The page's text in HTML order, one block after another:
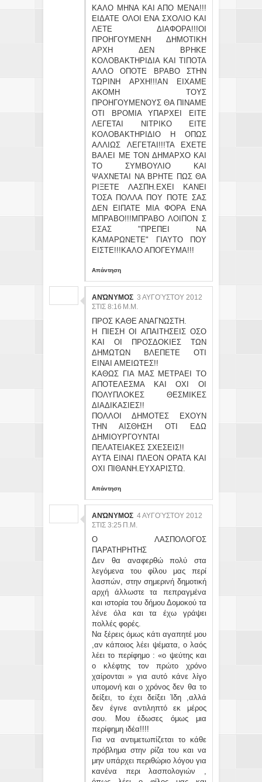
ΚΑΛΟ ΜΗΝΑ ΚΑΙ ΑΠΟ ΜΕΝΑ!!!
ΕΙΔΑΤΕ ΟΛΟΙ ΕΝΑ ΣΧΟΛΙΟ ΚΑΙ
ΛΕΤΕ ΔΙΑΦΟΡΑ!!!ΟΙ
ΠΡΟΗΓΟΥΜΕΝΗ ΔΗΜΟΤΙΚΗ
ΑΡΧΗ ΔΕΝ ΒΡΗΚΕ
ΚΟΛΟΒΑΚΤΗΡΙΔΙΑ ΚΑΙ ΤΙΠΟΤΑ
ΑΛΛΟ ΟΠΟΤΕ ΒΡΑΒΟ ΣΤΗΝ
ΤΩΡΙΝΗ ΑΡΧΗ!!!ΑΝ ΕΙΧΑΜΕ
ΑΚΟΜΗ ΤΟΥΣ
ΠΡΟΗΓΟΥΜΕΝΟΥΣ ΘΑ ΠΙΝΑΜΕ
ΟΤΙ ΒΡΟΜΙΑ ΥΠΑΡΧΕΙ ΕΙΤΕ
ΛΕΓΕΤΑΙ ΝΙΤΡΙΚΟ ΕΙΤΕ
ΚΟΛΟΒΑΚΤΗΡΙΔΙΟ Η ΟΠΩΣ
ΑΛΛΙΩΣ ΛΕΓΕΤΑΙ!!!ΤΑ ΕΧΕΤΕ
ΒΑΛΕΙ ΜΕ ΤΟΝ ΔΗΜΑΡΧΟ ΚΑΙ
ΤΟ ΣΥΜΒΟΥΛΙΟ ΚΑΙ
ΨΑΧΝΕΤΑΙ ΝΑ ΒΡΗΤΕ ΠΩΣ ΘΑ
ΡΙΞΕΤΕ ΛΑΣΠΗ.ΕΧΕΙ ΚΑΝΕΙ
ΤΟΣΑ ΠΟΛΛΑ ΠΟΥ ΠΟΤΕ ΣΑΣ
ΔΕΝ ΕΙΠΑΤΕ ΜΙΑ ΦΟΡΑ ΕΝΑ
ΜΠΡΑΒΟ!!!ΜΠΡΑΒΟ ΛΟΙΠΟΝ Σ
ΕΣΑΣ "ΠΡΕΠΕΙ ΝΑ
ΚΑΜΑΡΩΝΕΤΕ" ΓΙΑΥΤΟ ΠΟΥ
ΕΙΣΤΕ!!!ΚΑΛΟ ΑΠΟΓΕΥΜΑ!!!
Απάντηση
ΑΝΏΝΥΜΟΣ 3 ΑΥΓΟΎΣΤΟΥ 2012
ΣΤΙΣ 8:16 Μ.Μ.
ΠΡΟΣ ΚΑΘΕ ΑΝΑΓΝΩΣΤΗ.
Η ΠΙΕΣΗ ΟΙ ΑΠΑΙΤΗΣΕΙΣ ΟΣΟ
ΚΑΙ ΟΙ ΠΡΟΣΔΟΚΙΕΣ ΤΩΝ
ΔΗΜΩΤΩΝ ΒΛΕΠΕΤΕ ΟΤΙ
ΕΙΝΑΙ ΑΜΕΙΩΤΕΣ!!
ΚΑΘΩΣ ΓΙΑ ΜΑΣ ΜΕΤΡΑΕΙ ΤΟ
ΑΠΟΤΕΛΕΣΜΑ ΚΑΙ ΟΧΙ ΟΙ
ΠΟΛΥΠΛΟΚΕΣ ΘΕΣΜΙΚΕΣ
ΔΙΑΔΙΚΑΣΙΕΣ!!
ΠΟΛΛΟΙ ΔΗΜΟΤΕΣ ΕΧΟΥΝ
ΤΗΝ ΑΙΣΘΗΣΗ ΟΤΙ ΕΔΩ
ΔΗΜΙΟΥΡΓΟΥΝΤΑΙ
ΠΕΛΑΤΕΙΑΚΕΣ ΣΧΕΣΕΙΣ!!
ΑΥΤΑ ΕΙΝΑΙ ΠΛΕΟΝ ΟΡΑΤΑ ΚΑΙ
ΟΧΙ ΠΙΘΑΝΗ.ΕΥΧΑΡΙΣΤΩ.
Απάντηση
ΑΝΏΝΥΜΟΣ 4 ΑΥΓΟΎΣΤΟΥ 2012
ΣΤΙΣ 3:25 Π.Μ.
Ο ΛΑΣΠΟΛΟΓΟΣ
ΠΑΡΑΤΗΡΗΤΗΣ
Δεν θα αναφερθώ πολύ στα
λεγόμενα του φίλου μας περί
λασπών, στην σημερινή δημοτική
αρχή άλλωστε τα πεπραγμένα
και ιστορία του δήμου Δομοκού τα
λένε όλα και τα έχω γράψει
πολλές φορές.
Να ξέρεις όμως κάτι αγαπητέ μου
,αν κάποιος λέει ψέματα, ο λαός
λέει το περίφημο : «ο ψεύτης και
ο κλέφτης τον πρώτο χρόνο
χαίρονται » για αυτό κάνε λίγο
υπομονή και ο χρόνος δεν θα το
δείξει, το έχει δείξει Ίδη ,αλλά
δεν έγινε αντιληπτό εκ μέρος
σου. Μου έδωσες όμως μια
περίφημη ιδέα!!!!
Για να αντιμετωπίζεται το κάθε
πρόβλημα στην ρίζα του και να
μην υπάρχει περιθώριο λόγου για
κανένα περι λασπολογιών ,